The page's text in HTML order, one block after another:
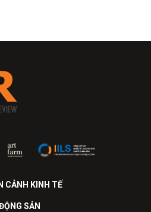
CẢNH KINH TẾ
SẢN